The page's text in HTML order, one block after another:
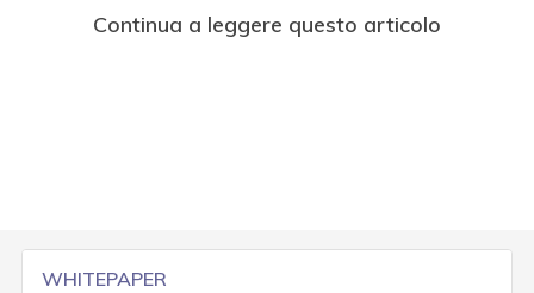
Continua a leggere questo articolo
WHITEPAPER